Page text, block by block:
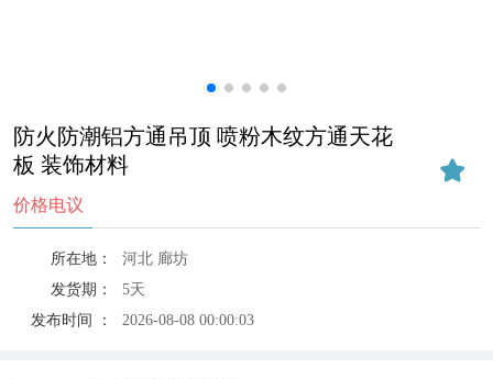
防火防潮铝方通吊顶 喷粉木纹方通天花
板 装饰材料
价格电议
所在地：
河北 廊坊
发货期：
5天
发布时间 ：
2026-08-08 00:00:03